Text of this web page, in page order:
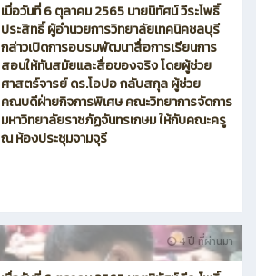
เมื่อวันที่ 6 ตุลาคม 2565 นายนิทัศน์ วีระโพธิ์
ประสิทธิ์ ผู้อำนวยการวิทยาลัยเทคนิคชลบุรี
กล่าวเปิดการอบรมพัฒนาสื่อการเรียนการ
สอนให้ทันสมัยและสื่อของจริง โดยผู้ช่วย
ศาสตร์จารย์ ดร.โอปอ กลับสกุล ผู้ช่วย
คณบดีฝ่ายกิจการพิเศษ คณะวิทยาการจัดการ
มหาวิทยาลัยราชภัฏจันทรเกษม ให้กับคณะครู
ณ ห้องประชุมจามจุรี
4 ปี ที่ผ่านมา